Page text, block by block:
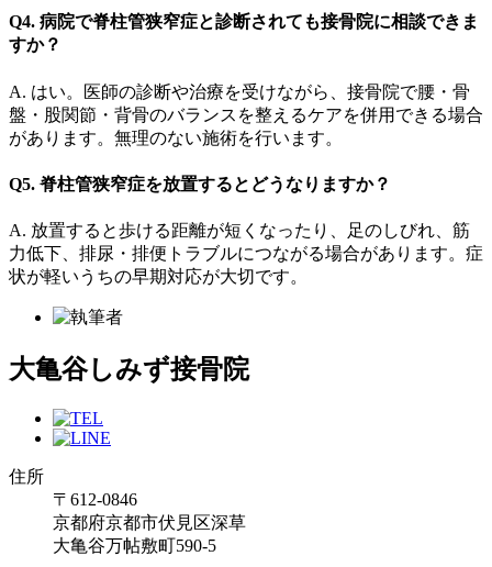
Q4. 病院で脊柱管狭窄症と診断されても接骨院に相談できま
すか？
A. はい。医師の診断や治療を受けながら、接骨院で腰・骨
盤・股関節・背骨のバランスを整えるケアを併用できる場合
があります。無理のない施術を行います。
Q5. 脊柱管狭窄症を放置するとどうなりますか？
A. 放置すると歩ける距離が短くなったり、足のしびれ、筋
力低下、排尿・排便トラブルにつながる場合があります。症
状が軽いうちの早期対応が大切です。
大亀谷しみず接骨院
住所
〒612-0846
京都府京都市伏見区深草
大亀谷万帖敷町590-5